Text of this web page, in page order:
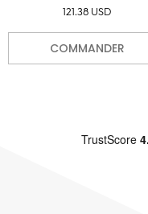
121.38 USD
COMMANDER